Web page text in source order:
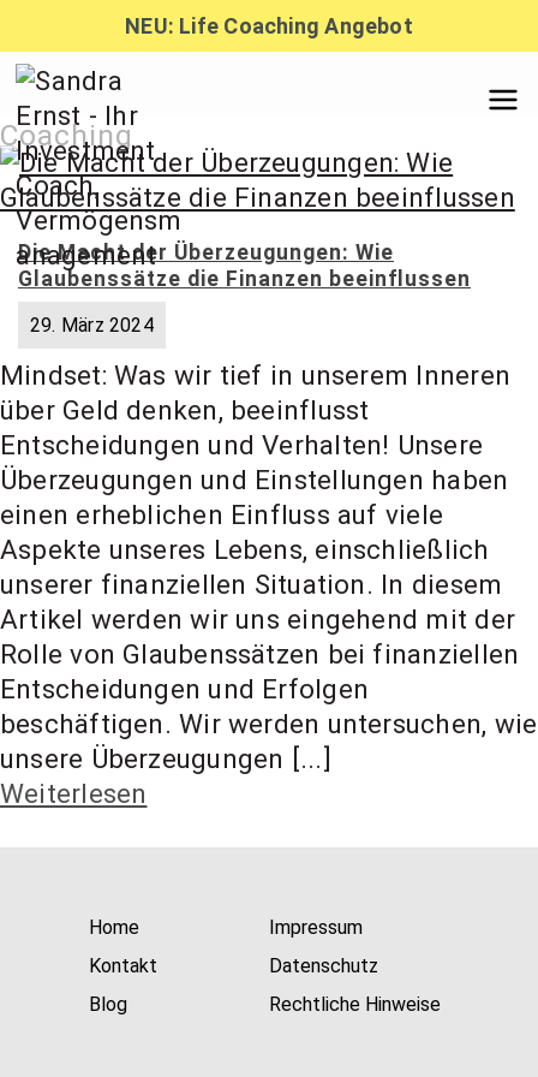
Inhalt
springen
NEU: Life Coaching Angebot
Sandra
Ernst –
Finanzber
atung,
Investmen
t Coach,
Anlageber
atung
Coaching
Die Macht der Überzeugungen: Wie
Glaubenssätze die Finanzen beeinflussen
29. März 2024
Mindset: Was wir tief in unserem Inneren
über Geld denken, beeinflusst
Entscheidungen und Verhalten! Unsere
Überzeugungen und Einstellungen haben
einen erheblichen Einfluss auf viele
Aspekte unseres Lebens, einschließlich
unserer finanziellen Situation. In diesem
Artikel werden wir uns eingehend mit der
Rolle von Glaubenssätzen bei finanziellen
Entscheidungen und Erfolgen
beschäftigen. Wir werden untersuchen, wie
unsere Überzeugungen [...]
Weiterlesen
Home
Kontakt
Blog
Impressum
Datenschutz
Rechtliche Hinweise